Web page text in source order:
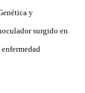
y
surgido en